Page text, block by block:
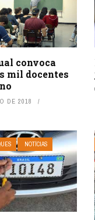
convoca
mil docentes
DE 2018
NOTÍCIAS